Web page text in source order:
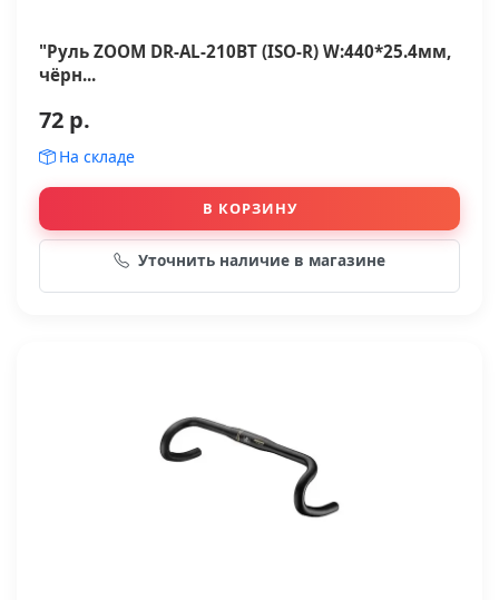
"Руль ZOOM DR-AL-210BT (ISO-R) W:440*25.4мм,
чёрн...
72 р.
На складе
В КОРЗИНУ
Уточнить наличие в магазине